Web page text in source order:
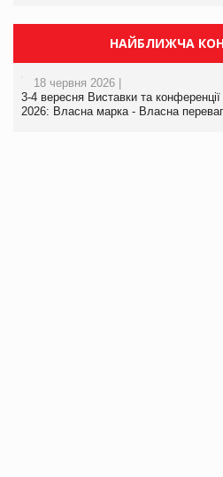
НАЙБЛИЖЧА
18 червня 2026 |
3-4 вересня Виставки та
2026: Власна марка - Власна